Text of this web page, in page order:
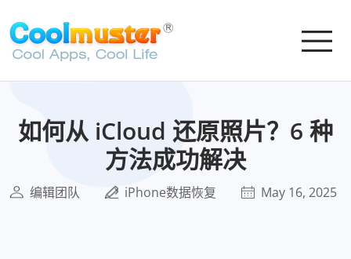
如何从 iCloud 还原照片？6 种
方法成功解决
编辑团队 iPhone数据恢复 May 16, 2025